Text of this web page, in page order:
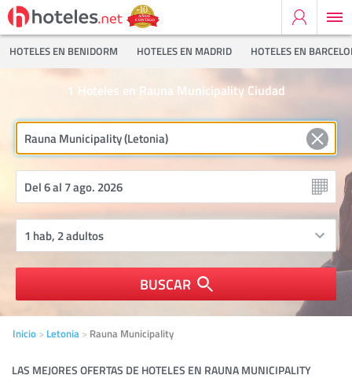
HOTELES EN BENIDORM HOTELES EN MADRID HOTELES EN
Hoteles en Rauna Municipality Ciudad
1
BUSCAR
Inicio Letonia Rauna Municipality
LAS MEJORES OFERTAS DE HOTELES EN RAUNA MUNICIPALITY